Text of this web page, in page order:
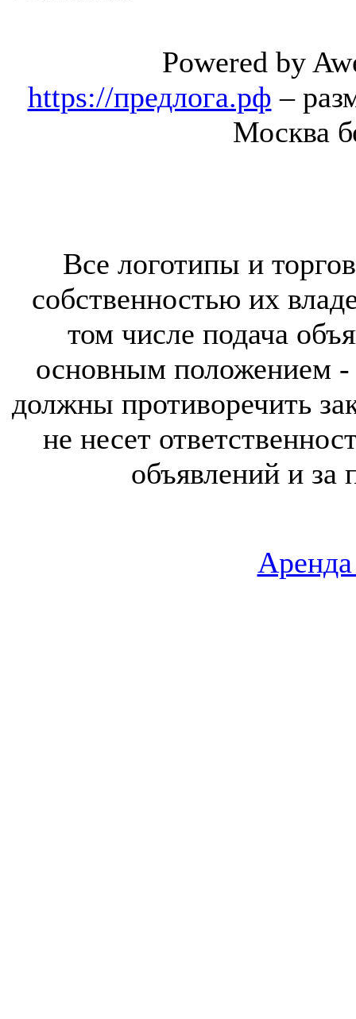
Powered by
https://предлога.рф –
Москва
Все логотипы и
собственностью их
том числе подача
основным положением -
должны противоречить
не несет
объявлений и за